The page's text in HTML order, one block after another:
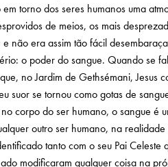
torno dos seres humanos uma
de meios, os mais
não era assim tão fácil
o poder do sangue. Quando se
no Jardim de Gethsémani, Jesus
suor se tornou como gotas de
corpo do ser humano, o sangue é
outro ser humano, na
tanto com o seu Pai
modificaram qualquer coisa na